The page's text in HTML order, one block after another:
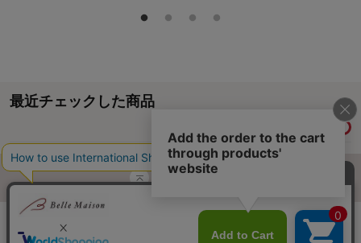
最近チェックした商品
ご利用ガイド・お知らせ